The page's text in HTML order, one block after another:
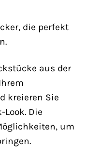
die perfekt
aus der
kreieren Sie
Die
um